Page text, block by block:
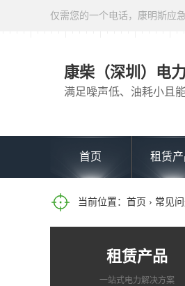
仅需您的一个电话，康明斯应
康柴（深圳）电
满足噪声低、油耗小且
首页 租赁
当前位置： 首页 › 常见
租赁产品
一站式电力解决方案